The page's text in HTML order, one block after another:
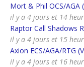
Mort & Phil OCS/AGA
il y a 4 jours et 14
Raptor Call Shadows
il y a 4 jours et 15
Axion ECS/AGA/RTG
il y a 4 jours et 16